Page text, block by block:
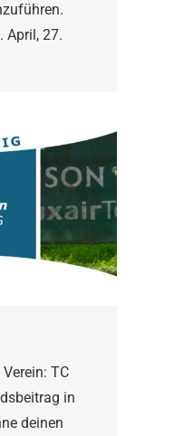
April, 27.
TC
in
deinen